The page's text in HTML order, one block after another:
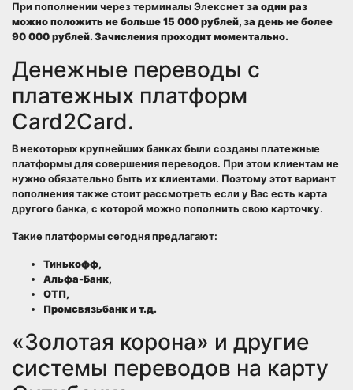
При пополнении через терминалы Элекснет за один раз
можно положить не больше 15 000 рублей, за день не более
90 000 рублей. Зачисления проходит моментально.
Денежные переводы с
платежных платформ
Card2Card.
В некоторых крупнейших банках были созданы платежные
платформы для совершения переводов. При этом клиентам не
нужно обязательно быть их клиентами. Поэтому этот вариант
пополнения также стоит рассмотреть если у Вас есть карта
другого банка, с которой можно пополнить свою карточку.
Такие платформы сегодня предлагают:
Тинькофф,
Альфа-Банк,
ОТП,
Промсвязьбанк и т.д.
«Золотая корона» и другие
системы переводов на карту